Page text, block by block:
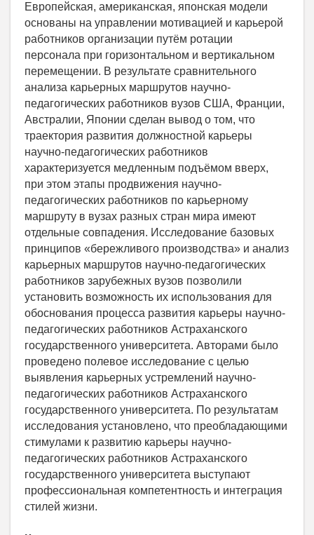
Европейская, американская, японская модели
основаны на управлении мотивацией и карьерой
работников организации путём ротации
персонала при горизонтальном и вертикальном
перемещении. В результате сравнительного
анализа карьерных маршрутов научно-
педагогических работников вузов США, Франции,
Австралии, Японии сделан вывод о том, что
траектория развития должностной карьеры
научно-педагогических работников
характеризуется медленным подъёмом вверх,
при этом этапы продвижения научно-
педагогических работников по карьерному
маршруту в вузах разных стран мира имеют
отдельные совпадения. Исследование базовых
принципов «бережливого производства» и анализ
карьерных маршрутов научно-педагогических
работников зарубежных вузов позволили
установить возможность их использования для
обоснования процесса развития карьеры научно-
педагогических работников Астраханского
государственного университета. Авторами было
проведено полевое исследование с целью
выявления карьерных устремлений научно-
педагогических работников Астраханского
государственного университета. По результатам
исследования установлено, что преобладающими
стимулами к развитию карьеры научно-
педагогических работников Астраханского
государственного университета выступают
профессиональная компетентность и интеграция
стилей жизни.